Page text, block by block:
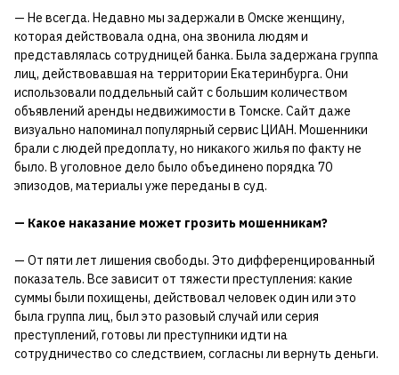
— Не всегда. Недавно мы задержали в Омске женщину,
которая действовала одна, она звонила людям и
представлялась сотрудницей банка. Была задержана группа
лиц, действовавшая на территории Екатеринбурга. Они
использовали поддельный сайт с большим количеством
объявлений аренды недвижимости в Томске. Сайт даже
визуально напоминал популярный сервис ЦИАН. Мошенники
брали с людей предоплату, но никакого жилья по факту не
было. В уголовное дело было объединено порядка 70
эпизодов, материалы уже переданы в суд.
— Какое наказание может грозить мошенникам?
— От пяти лет лишения свободы. Это дифференцированный
показатель. Все зависит от тяжести преступления: какие
суммы были похищены, действовал человек один или это
была группа лиц, был это разовый случай или серия
преступлений, готовы ли преступники идти на
сотрудничество со следствием, согласны ли вернуть деньги.